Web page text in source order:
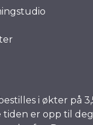
i økter på
er opp til